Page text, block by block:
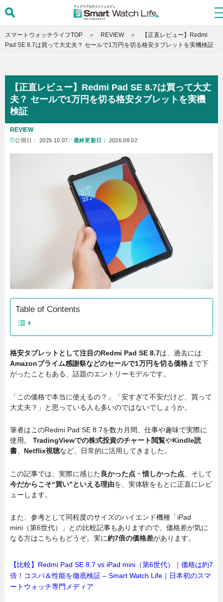
スマートウォッチライフTOP REVIEW
【正直レビュー】Redmi
Pad SE 8.7は買って大丈夫？ セールで1万円を切る格安タブレットを実機検証
【正直レビュー】Redmi Pad SE 8.7は買って大丈
夫？ セールで1万円を切る格安タブレットを実機
検証
REVIEW
公開日： 2025.10.07 ／ 最終更新日： 2026.08.02
Table of Contents
格安タブレットとして注目のRedmi Pad SE 8.7は、過去には
Amazonプライム感謝祭などのセールで1万円を切る価格まで下
がったこともある、話題のエントリーモデルです。
「この価格で本当に使えるの？」「安すぎて不安だけど、買って
大丈夫？」と思っている人も多いのではないでしょうか。
筆者はこのRedmi Pad SE 8.7を数カ月間、仕事や趣味で実際に
使用。 TradingViewでの株式投資のチャート閲覧やKindle読
書、 Netflix視聴など、日常的に活用してきました。
この記事では、実際に感じた良かった点・惜しかった点 、そして
今だからこそ“買い”といえる理由を、実体験をもとに正直にレビ
ューします。
また、参考として同程度のサイズのハイエンド機種「iPad
mini（第6世代）」との比較記事もありますので、価格差が気に
なる方はこちらもどうぞ。実に約7倍の価格差があります。
【比較】Redmi Pad SE 8.7 vs iPad mini（第6世代）｜価格は約7
倍！コスパ＆性能を徹底検証 – Smart Watch Life｜日本初のスマ
ートウォッチ専門メディア